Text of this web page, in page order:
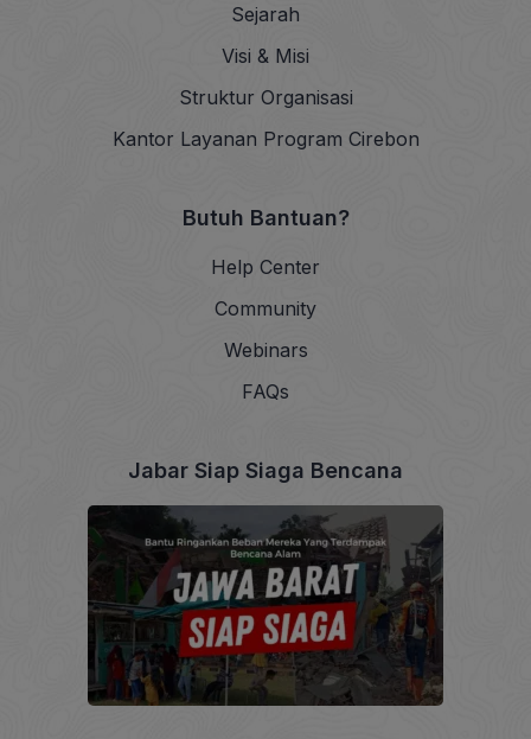
Sejarah
Visi & Misi
Struktur Organisasi
Kantor Layanan Program Cirebon
Butuh Bantuan?
Help Center
Community
Webinars
FAQs
Jabar Siap Siaga Bencana